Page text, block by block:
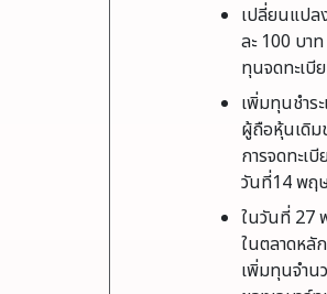
เปลี่ยนแปล
ละ 100 บา
ทุนจดทะเบี
เพิ่มทุนชำร
ผู้ถือหุ้นเดิ
การจดทะเ
วันที่14 พฤ
ในวันที่ 27
ในตลาดหลั
เพิ่มทุนจำน